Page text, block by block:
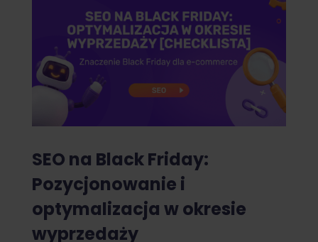
SEO na Black Friday:
Pozycjonowanie i
optymalizacja w okresie
wyprzedaży